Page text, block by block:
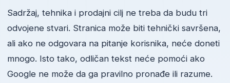
Sadržaj, tehnika i prodajni cilj ne treba da budu tri
odvojene stvari. Stranica može biti tehnički savršena,
ali ako ne odgovara na pitanje korisnika, neće doneti
mnogo. Isto tako, odličan tekst neće pomoći ako
Google ne može da ga pravilno pronađe ili razume.